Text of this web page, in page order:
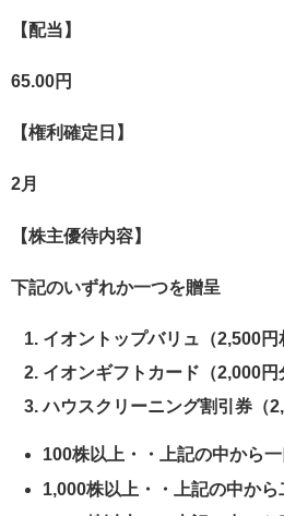
【配当】
65.00円
【権利確定日】
2月
【株主優待内容】
下記のいずれか一つを贈呈
イオントップバリュ（2,500円
イオンギフトカード（2,000円
ハウスクリーニング割引券（
100株以上・・上記の中から一
1,000株以上・・上記の中から